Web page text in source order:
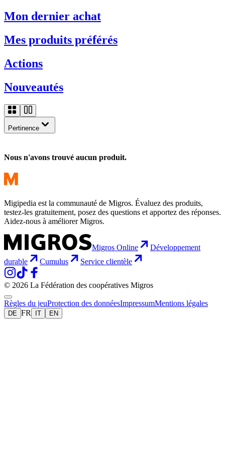
Mon dernier achat
Mes produits préférés
Actions
Nouveautés
Pertinence
Nous n'avons trouvé aucun produit.
Migipedia est la communauté de Migros. Évaluez des produits,
testez-les gratuitement, posez des questions et apportez des réponses.
Aidez-nous à améliorer Migros.
Migros Online
Développement
durable
Cumulus Service clientèle
© 2026 La Fédération des coopératives Migros
Règles du jeuProtection des donnéesImpressumMentions légales
DE FR IT EN